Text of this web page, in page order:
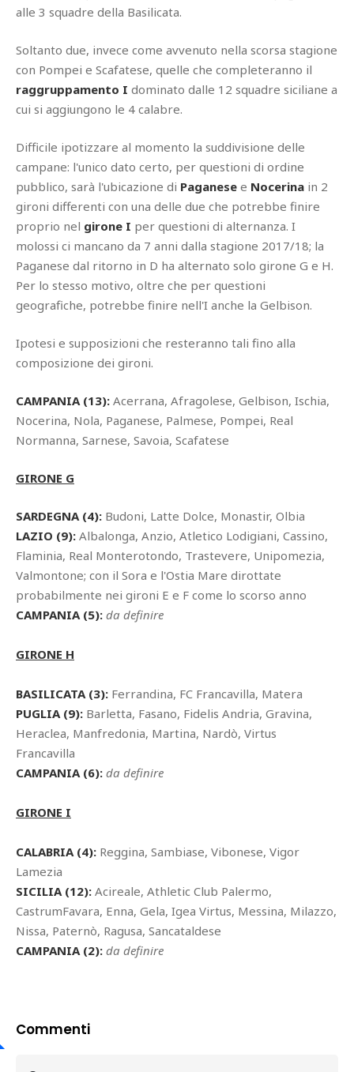
alle 3 squadre della Basilicata.
Soltanto due, invece come avvenuto nella scorsa stagione
con Pompei e Scafatese, quelle che completeranno il
raggruppamento I dominato dalle 12 squadre siciliane a
cui si aggiungono le 4 calabre.
Difficile ipotizzare al momento la suddivisione delle
campane: l'unico dato certo, per questioni di ordine
pubblico, sarà l'ubicazione di Paganese e Nocerina in 2
gironi differenti con una delle due che potrebbe finire
proprio nel girone I per questioni di alternanza. I
molossi ci mancano da 7 anni dalla stagione 2017/18; la
Paganese dal ritorno in D ha alternato solo girone G e H.
Per lo stesso motivo, oltre che per questioni
geografiche, potrebbe finire nell'I anche la Gelbison.
Ipotesi e supposizioni che resteranno tali fino alla
composizione dei gironi.
CAMPANIA (13): Acerrana, Afragolese, Gelbison, Ischia,
Nocerina, Nola, Paganese, Palmese, Pompei, Real
Normanna, Sarnese, Savoia, Scafatese
GIRONE G
SARDEGNA (4): Budoni, Latte Dolce, Monastir, Olbia
LAZIO (9): Albalonga, Anzio, Atletico Lodigiani, Cassino,
Flaminia, Real Monterotondo, Trastevere, Unipomezia,
Valmontone; con il Sora e l'Ostia Mare dirottate
probabilmente nei gironi E e F come lo scorso anno
CAMPANIA (5): da definire
GIRONE H
BASILICATA (3): Ferrandina, FC Francavilla, Matera
PUGLIA (9): Barletta, Fasano, Fidelis Andria, Gravina,
Heraclea, Manfredonia, Martina, Nardò, Virtus
Francavilla
CAMPANIA (6): da definire
GIRONE I
CALABRIA (4): Reggina, Sambiase, Vibonese, Vigor
Lamezia
SICILIA (12): Acireale, Athletic Club Palermo,
CastrumFavara, Enna, Gela, Igea Virtus, Messina, Milazzo,
Nissa, Paternò, Ragusa, Sancataldese
CAMPANIA (2): da definire
Commenti